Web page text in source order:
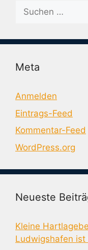
Suche
nach:
Meta
Anmelden
Eintrags-Feed
Kommentar-Feed
WordPress.org
Neueste
Kleine
Ludwigshafen ist